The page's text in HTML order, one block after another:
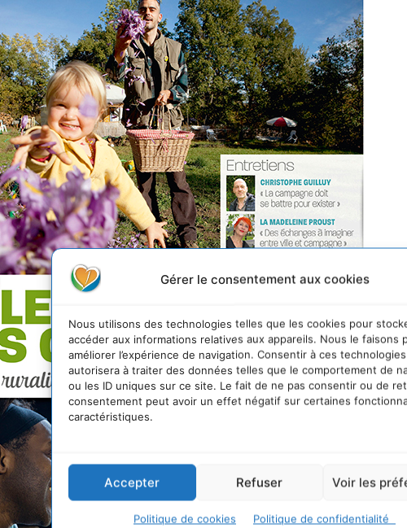
Gérer le consentement aux cookies
Nous utilisons des technologies telles que les cookies pour
accéder aux informations relatives aux appareils. Nous le faisons
améliorer l’expérience de navigation. Consentir à ces
autorisera à traiter des données telles que le comportement de
ou les ID uniques sur ce site. Le fait de ne pas consentir ou de
consentement peut avoir un effet négatif sur certaines
caractéristiques.
Accepter Refuser Voir les
Politique de cookies Politique de confidentialité